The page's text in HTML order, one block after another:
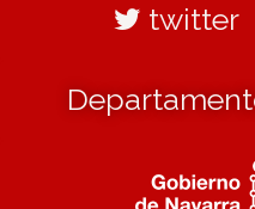
twitter